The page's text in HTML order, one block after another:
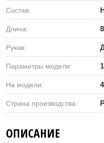
Состав:
Длина:
Рукав:
Параметры модели:
На модели:
Страна производства:
ОПИСАНИЕ